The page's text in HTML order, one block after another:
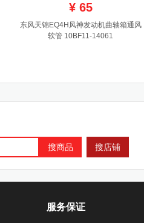
¥65
东风天锦EQ4H风神发动机曲轴箱通风
软管 10BF11-14061
搜商品 搜店铺
服务保证